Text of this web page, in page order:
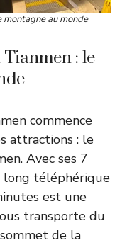
au monde
: le
commence
attractions : le
Avec ses 7
téléphérique
est une
transporte du
de la